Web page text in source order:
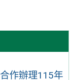
作辦理115年